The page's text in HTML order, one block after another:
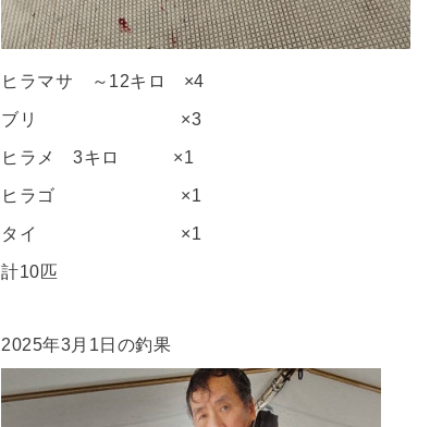
ヒラマサ ～12キロ ×4
ブリ ×3
ヒラメ 3キロ ×1
ヒラゴ ×1
タイ ×1
計10匹
2025年3月1日の釣果